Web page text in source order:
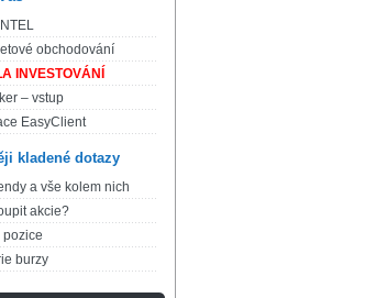
obchodování
INVESTOVÁNÍ
– vstup
EasyClient
kladené dotazy
a vše kolem nich
akcie?
pozice
burzy